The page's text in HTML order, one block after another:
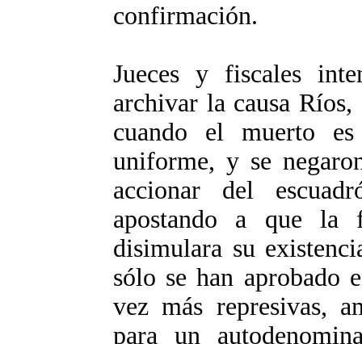
confirmación.
Jueces y fiscales
archivar la causa
cuando el muerto
uniforme, y se
accionar del
apostando a que la
disimulara su
sólo se han aprobado
vez más represivas,
para un